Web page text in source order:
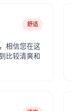
舒适
相信您在这
比较清爽和